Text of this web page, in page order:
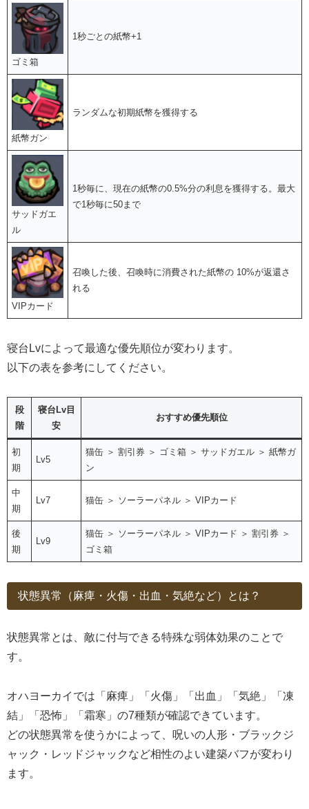
ゴミ箱
1秒ごとの紙幣+1
紙幣ガン
ランダムな初期紙幣を獲得する
サッドガエ
ル
1秒毎に、現在の紙幣の0.5%分の利息を獲得する。最大
で1秒毎に50まで
VIPカード
召喚した後、召喚時に消費された紙幣の 10%が返還さ
れる
寝台Lvによって最適な優先順位が変わります。
以下の表を参考にしてください。
段
階
寝台Lv目
安
おすすめ優先順位
初
期
Lv5
猫缶 ＞ 割引券 ＞ ゴミ箱 ＞ サッドガエル ＞ 紙幣ガ
ン
中
期
Lv7 猫缶 ＞ ソーラーパネル ＞ VIPカード
後
期
Lv9
猫缶 ＞ ソーラーパネル ＞ VIPカード ＞ 割引券 ＞
ゴミ箱
状態異常（麻痺・火傷・出血・気絶など）とは？
状態異常とは、敵に付与できる特殊な弱体効果のことで
す。
オハヨーカイでは「麻痺」「火傷」「出血」「気絶」「凍
結」「恐怖」「霜寒」の7種類が確認できています。
どの状態異常を使うかによって、呪いの人形・ブラックジ
ャック・レッドジャックなど相性のよい建築バフが変わり
ます。